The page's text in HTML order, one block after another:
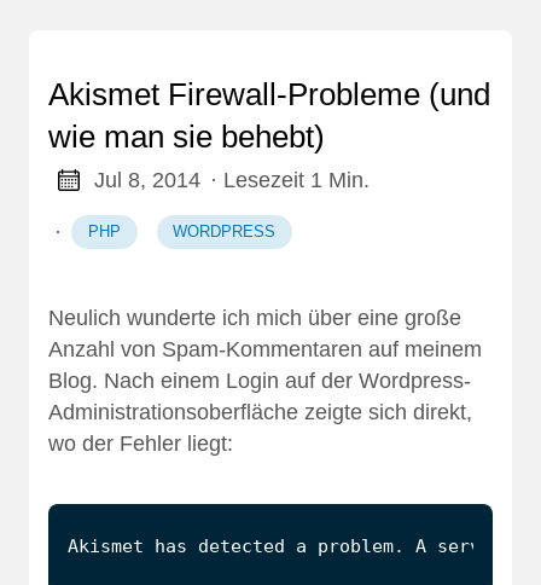
Akismet Firewall-Probleme (und
wie man sie behebt)
Jul 8, 2014 · Lesezeit 1 Min.
· PHP WORDPRESS
Neulich wunderte ich mich über eine große
Anzahl von Spam-Kommentaren auf meinem
Blog. Nach einem Login auf der Wordpress-
Administrationsoberfläche zeigte sich direkt,
wo der Fehler liegt: